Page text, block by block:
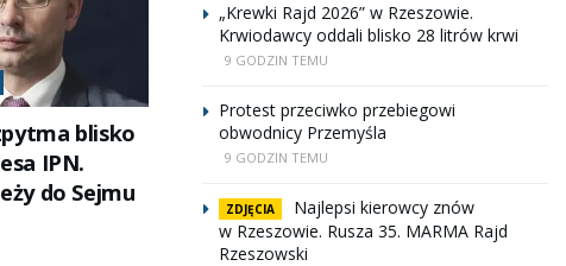
blisko
IPN.
do Sejmu
„Krewki Rajd 2026” w Rzeszowie.
Krwiodawcy oddali blisko 28 litrów krwi
9 GODZIN TEMU
Protest przeciwko przebiegowi
obwodnicy Przemyśla
9 GODZIN TEMU
ZDJĘCIA
Najlepsi kierowcy znów
w Rzeszowie. Rusza 35. MARMA Rajd
Rzeszowski